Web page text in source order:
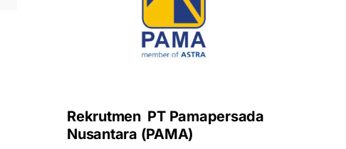
Rekrutmen PT Pamapersada
Nusantara (PAMA)